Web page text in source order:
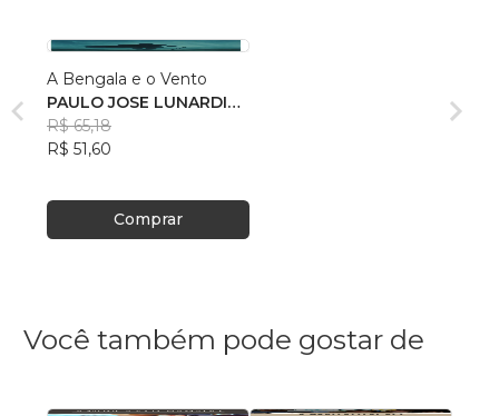
A Bengala e o Vento
PAULO JOSE LUNARDI
RABELO
R$ 65,18
R$ 51,60
Comprar
Você também pode gostar de